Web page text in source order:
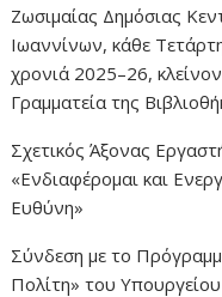
Ζωσιμαίας Δημόσιας
Ιωαννίνων, κάθε
χρονιά 2025–26,
Γραμματεία της
Σχετικός Άξονας
«Ενδιαφέρομαι και
Ευθύνη»
Σύνδεση με το
Πολίτη» του